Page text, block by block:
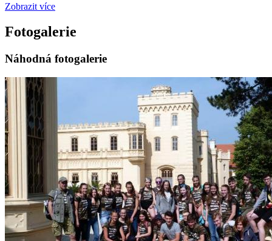
Zobrazit více
Fotogalerie
Náhodná fotogalerie